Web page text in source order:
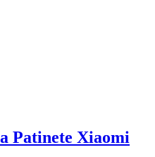
Patinete Xiaomi